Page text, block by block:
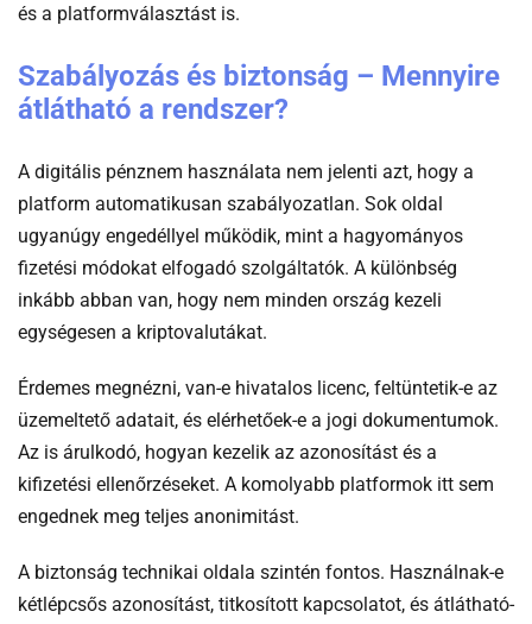
és a platformválasztást is.
Szabályozás és biztonság – Mennyire
átlátható a rendszer?
A digitális pénznem használata nem jelenti azt, hogy a
platform automatikusan szabályozatlan. Sok oldal
ugyanúgy engedéllyel működik, mint a hagyományos
fizetési módokat elfogadó szolgáltatók. A különbség
inkább abban van, hogy nem minden ország kezeli
egységesen a kriptovalutákat.
Érdemes megnézni, van-e hivatalos licenc, feltüntetik-e az
üzemeltető adatait, és elérhetőek-e a jogi dokumentumok.
Az is árulkodó, hogyan kezelik az azonosítást és a
kifizetési ellenőrzéseket. A komolyabb platformok itt sem
engednek meg teljes anonimitást.
A biztonság technikai oldala szintén fontos. Használnak-e
kétlépcsős azonosítást, titkosított kapcsolatot, és átlátható-